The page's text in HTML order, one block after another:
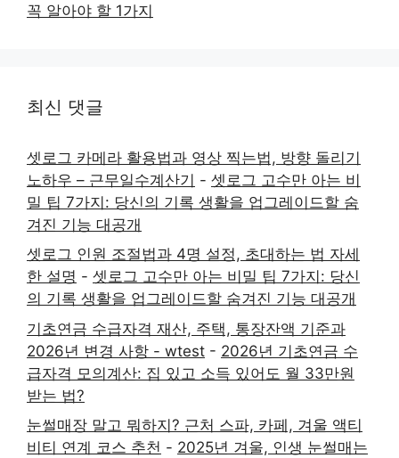
꼭 알아야 할 1가지
최신 댓글
셋로그 카메라 활용법과 영상 찍는법, 방향 돌리기
노하우 – 근무일수계산기 - 셋로그 고수만 아는 비
밀 팁 7가지: 당신의 기록 생활을 업그레이드할 숨
겨진 기능 대공개
셋로그 인원 조절법과 4명 설정, 초대하는 법 자세
한 설명 - 셋로그 고수만 아는 비밀 팁 7가지: 당신
의 기록 생활을 업그레이드할 숨겨진 기능 대공개
기초연금 수급자격 재산, 주택, 통장잔액 기준과
2026년 변경 사항 - wtest - 2026년 기초연금 수
급자격 모의계산: 집 있고 소득 있어도 월 33만원
받는 법?
눈썰매장 말고 뭐하지? 근처 스파, 카페, 겨울 액티
비티 연계 코스 추천 - 2025년 겨울, 인생 눈썰매는